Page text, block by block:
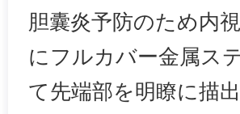
胆囊炎予防のため内
にフルカバー金属ス
て先端部を明瞭に描